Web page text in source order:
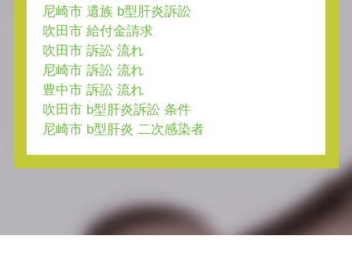
尼崎市 遺族 b型肝炎訴訟
吹田市 給付金請求
吹田市 訴訟 流れ
尼崎市 訴訟 流れ
豊中市 訴訟 流れ
吹田市 b型肝炎訴訟 条件
尼崎市 b型肝炎 二次感染者